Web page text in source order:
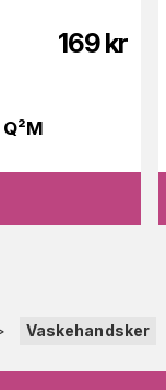
169kr
Vaskehandsker